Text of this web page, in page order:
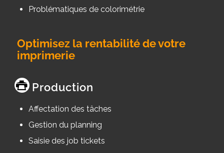
Problématiques de colorimétrie
Optimisez la rentabilité de votre
imprimerie
Production
Affectation des tâches
Gestion du planning
Saisie des job tickets